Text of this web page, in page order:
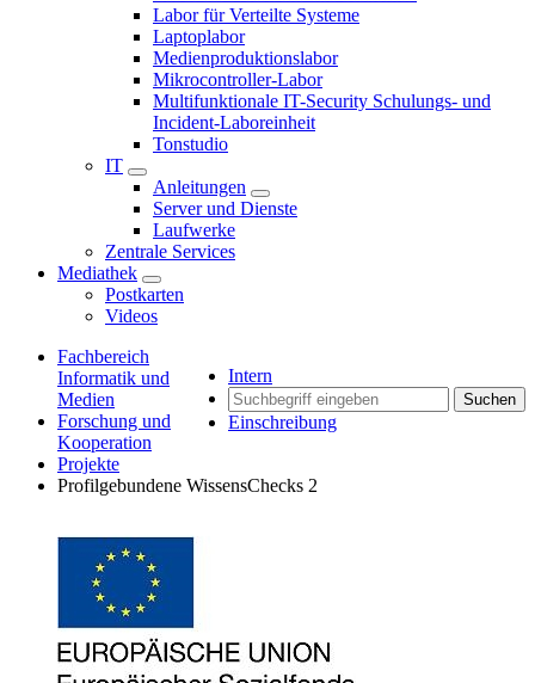
Labor für Verteilte Systeme
Laptoplabor
Medienproduktionslabor
Mikrocontroller-Labor
Multifunktionale IT-Security Schulungs- und
Incident-Laboreinheit
Tonstudio
IT
Anleitungen
Server und Dienste
Laufwerke
Zentrale Services
Mediathek
Postkarten
Videos
Intern
Suchen
Einschreibung
Fachbereich
Informatik und
Medien
Forschung und
Kooperation
Projekte
Profilgebundene WissensChecks 2